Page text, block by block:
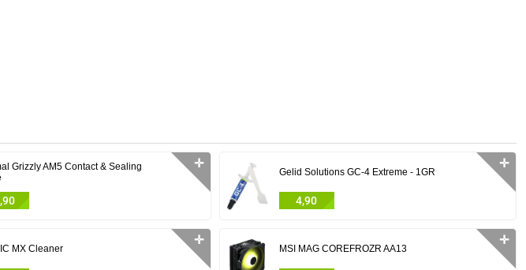
Grizzly AM5 Contact & Sealing
✛
Gelid Solutions GC-4 Extreme - 1GR
4,90
✛
MX Cleaner
✛
MSI MAG COREFROZR AA13
✛